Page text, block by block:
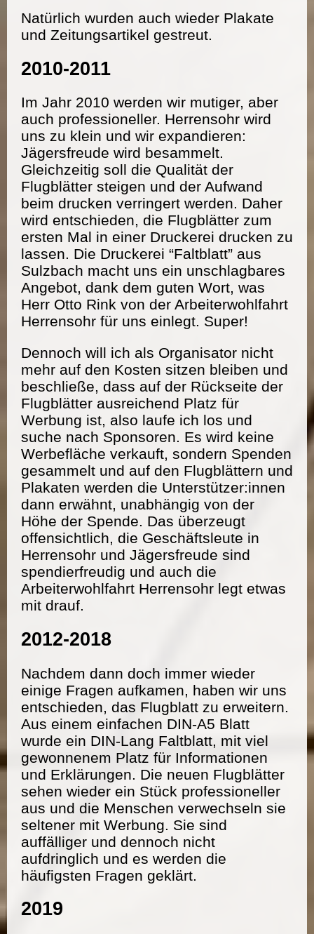
Natürlich wurden auch wieder Plakate
und Zeitungsartikel gestreut.
2010-2011
Im Jahr 2010 werden wir mutiger, aber
auch professioneller. Herrensohr wird
uns zu klein und wir expandieren:
Jägersfreude wird besammelt.
Gleichzeitig soll die Qualität der
Flugblätter steigen und der Aufwand
beim drucken verringert werden. Daher
wird entschieden, die Flugblätter zum
ersten Mal in einer Druckerei drucken zu
lassen. Die Druckerei “Faltblatt” aus
Sulzbach macht uns ein unschlagbares
Angebot, dank dem guten Wort, was
Herr Otto Rink von der Arbeiterwohlfahrt
Herrensohr für uns einlegt. Super!
Dennoch will ich als Organisator nicht
mehr auf den Kosten sitzen bleiben und
beschließe, dass auf der Rückseite der
Flugblätter ausreichend Platz für
Werbung ist, also laufe ich los und
suche nach Sponsoren. Es wird keine
Werbefläche verkauft, sondern Spenden
gesammelt und auf den Flugblättern und
Plakaten werden die Unterstützer:innen
dann erwähnt, unabhängig von der
Höhe der Spende. Das überzeugt
offensichtlich, die Geschäftsleute in
Herrensohr und Jägersfreude sind
spendierfreudig und auch die
Arbeiterwohlfahrt Herrensohr legt etwas
mit drauf.
2012-2018
Nachdem dann doch immer wieder
einige Fragen aufkamen, haben wir uns
entschieden, das Flugblatt zu erweitern.
Aus einem einfachen DIN-A5 Blatt
wurde ein DIN-Lang Faltblatt, mit viel
gewonnenem Platz für Informationen
und Erklärungen. Die neuen Flugblätter
sehen wieder ein Stück professioneller
aus und die Menschen verwechseln sie
seltener mit Werbung. Sie sind
auffälliger und dennoch nicht
aufdringlich und es werden die
häufigsten Fragen geklärt.
2019